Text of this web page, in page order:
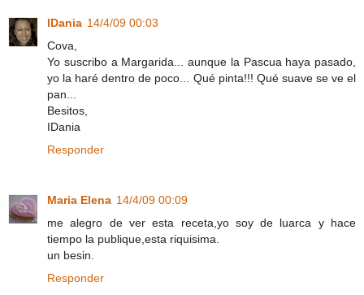
IDania 14/4/09 00:03
Cova,
Yo suscribo a Margarida... aunque la Pascua haya pasado,
yo la haré dentro de poco... Qué pinta!!! Qué suave se ve el
pan...
Besitos,
IDania
Responder
Maria Elena 14/4/09 00:09
me alegro de ver esta receta,yo soy de luarca y hace
tiempo la publique,esta riquisima.
un besin.
Responder